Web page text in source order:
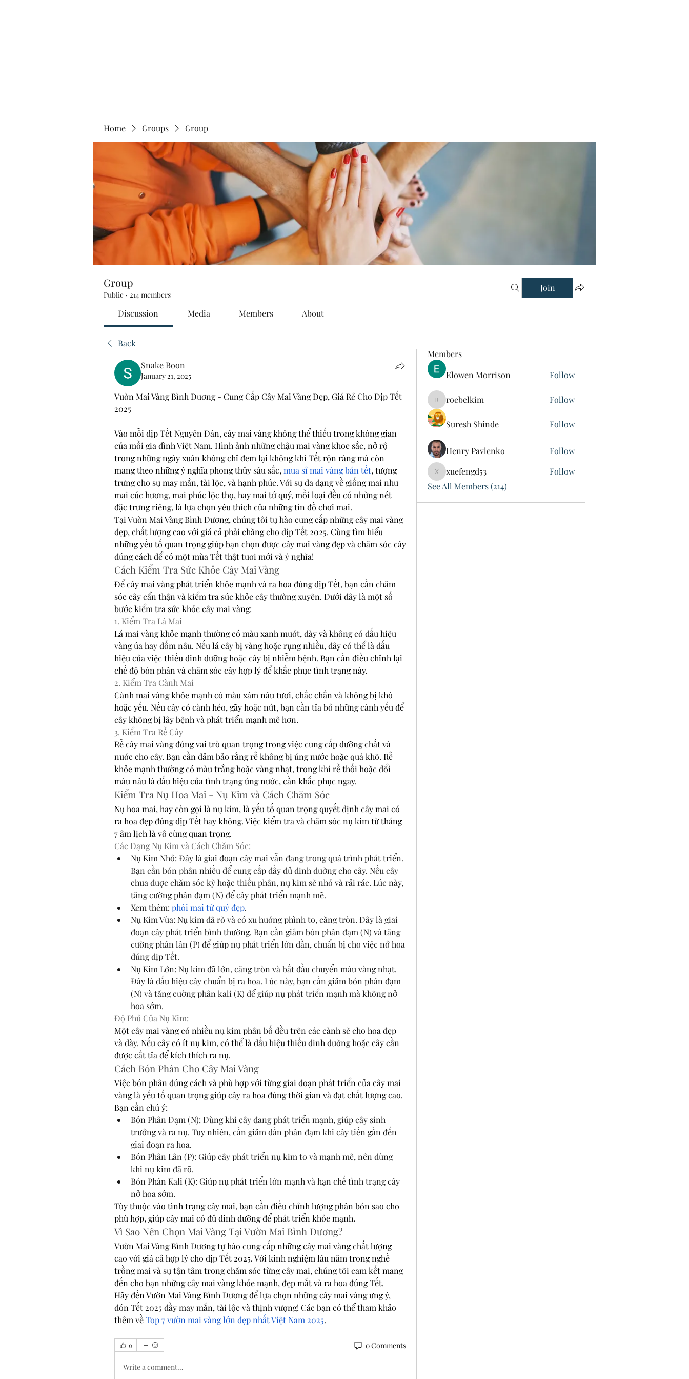
Home Groups Group
Group
Public · 214 members
Join
Discussion Media Members About
Back
Snake Boon
January 21, 2025
Vườn Mai Vàng Bình Dương - Cung Cấp Cây Mai Vàng Đẹp, Giá Rẻ Cho Dịp Tết
2025
Vào mỗi dịp Tết Nguyên Đán, cây mai vàng không thể thiếu trong không gian
của mỗi gia đình Việt Nam. Hình ảnh những chậu mai vàng khoe sắc, nở rộ
trong những ngày xuân không chỉ đem lại không khí Tết rộn ràng mà còn
mang theo những ý nghĩa phong thủy sâu sắc, mua sỉ mai vàng bán tết, tượng
trưng cho sự may mắn, tài lộc, và hạnh phúc. Với sự đa dạng về giống mai như
mai cúc hương, mai phúc lộc thọ, hay mai tứ quý, mỗi loại đều có những nét
đặc trưng riêng, là lựa chọn yêu thích của những tín đồ chơi mai.
Tại Vườn Mai Vàng Bình Dương, chúng tôi tự hào cung cấp những cây mai vàng
đẹp, chất lượng cao với giá cả phải chăng cho dịp Tết 2025. Cùng tìm hiểu
những yếu tố quan trọng giúp bạn chọn được cây mai vàng đẹp và chăm sóc cây
đúng cách để có một mùa Tết thật tươi mới và ý nghĩa!
Cách Kiểm Tra Sức Khỏe Cây Mai Vàng
Để cây mai vàng phát triển khỏe mạnh và ra hoa đúng dịp Tết, bạn cần chăm
sóc cây cẩn thận và kiểm tra sức khỏe cây thường xuyên. Dưới đây là một số
bước kiểm tra sức khỏe cây mai vàng:
1. Kiểm Tra Lá Mai
Lá mai vàng khỏe mạnh thường có màu xanh mướt, dày và không có dấu hiệu
vàng úa hay đốm nâu. Nếu lá cây bị vàng hoặc rụng nhiều, đây có thể là dấu
hiệu của việc thiếu dinh dưỡng hoặc cây bị nhiễm bệnh. Bạn cần điều chỉnh lại
chế độ bón phân và chăm sóc cây hợp lý để khắc phục tình trạng này.
2. Kiểm Tra Cành Mai
Cành mai vàng khỏe mạnh có màu xám nâu tươi, chắc chắn và không bị khô
hoặc yếu. Nếu cây có cành héo, gãy hoặc nứt, bạn cần tỉa bỏ những cành yếu để
cây không bị lây bệnh và phát triển mạnh mẽ hơn.
3. Kiểm Tra Rễ Cây
Rễ cây mai vàng đóng vai trò quan trọng trong việc cung cấp dưỡng chất và
nước cho cây. Bạn cần đảm bảo rằng rễ không bị úng nước hoặc quá khô. Rễ
khỏe mạnh thường có màu trắng hoặc vàng nhạt, trong khi rễ thối hoặc đổi
màu nâu là dấu hiệu của tình trạng úng nước, cần khắc phục ngay.
Kiểm Tra Nụ Hoa Mai - Nụ Kim và Cách Chăm Sóc
Nụ hoa mai, hay còn gọi là nụ kim, là yếu tố quan trọng quyết định cây mai có
ra hoa đẹp đúng dịp Tết hay không. Việc kiểm tra và chăm sóc nụ kim từ tháng
7 âm lịch là vô cùng quan trọng.
Các Dạng Nụ Kim và Cách Chăm Sóc:
Nụ Kim Nhỏ: Đây là giai đoạn cây mai vẫn đang trong quá trình phát triển.
Bạn cần bón phân nhiều để cung cấp đầy đủ dinh dưỡng cho cây. Nếu cây
chưa được chăm sóc kỹ hoặc thiếu phân, nụ kim sẽ nhỏ và rải rác. Lúc này,
tăng cường phân đạm (N) để cây phát triển mạnh mẽ.
Xem thêm: phôi mai tứ quý đẹp.
Nụ Kim Vừa: Nụ kim đã rõ và có xu hướng phình to, căng tròn. Đây là giai
đoạn cây phát triển bình thường. Bạn cần giảm bón phân đạm (N) và tăng
cường phân lân (P) để giúp nụ phát triển lớn dần, chuẩn bị cho việc nở hoa
đúng dịp Tết.
Nụ Kim Lớn: Nụ kim đã lớn, căng tròn và bắt đầu chuyển màu vàng nhạt.
Đây là dấu hiệu cây chuẩn bị ra hoa. Lúc này, bạn cần giảm bón phân đạm
(N) và tăng cường phân kali (K) để giúp nụ phát triển mạnh mà không nở
hoa sớm.
Độ Phủ Của Nụ Kim:
Một cây mai vàng có nhiều nụ kim phân bố đều trên các cành sẽ cho hoa đẹp
và dày. Nếu cây có ít nụ kim, có thể là dấu hiệu thiếu dinh dưỡng hoặc cây cần
được cắt tỉa để kích thích ra nụ.
Cách Bón Phân Cho Cây Mai Vàng
Việc bón phân đúng cách và phù hợp với từng giai đoạn phát triển của cây mai
vàng là yếu tố quan trọng giúp cây ra hoa đúng thời gian và đạt chất lượng cao.
Bạn cần chú ý:
Bón Phân Đạm (N): Dùng khi cây đang phát triển mạnh, giúp cây sinh
trưởng và ra nụ. Tuy nhiên, cần giảm dần phân đạm khi cây tiến gần đến
giai đoạn ra hoa.
Bón Phân Lân (P): Giúp cây phát triển nụ kim to và mạnh mẽ, nên dùng
khi nụ kim đã rõ.
Bón Phân Kali (K): Giúp nụ phát triển lớn mạnh và hạn chế tình trạng cây
nở hoa sớm.
Tùy thuộc vào tình trạng cây mai, bạn cần điều chỉnh lượng phân bón sao cho
phù hợp, giúp cây mai có đủ dinh dưỡng để phát triển khỏe mạnh.
Vì Sao Nên Chọn Mai Vàng Tại Vườn Mai Bình Dương?
Vườn Mai Vàng Bình Dương tự hào cung cấp những cây mai vàng chất lượng
cao với giá cả hợp lý cho dịp Tết 2025. Với kinh nghiệm lâu năm trong nghề
trồng mai và sự tận tâm trong chăm sóc từng cây mai, chúng tôi cam kết mang
đến cho bạn những cây mai vàng khỏe mạnh, đẹp mắt và ra hoa đúng Tết.
Hãy đến Vườn Mai Vàng Bình Dương để lựa chọn những cây mai vàng ưng ý,
đón Tết 2025 đầy may mắn, tài lộc và thịnh vượng! Các bạn có thể tham khảo
thêm về Top 7 vườn mai vàng lớn đẹp nhất Việt Nam 2025.
0 0 Comments
Write a comment...
Members
Elowen Morrison
Follow
roebelkim
roebelkim Follow
Suresh Shinde Follow
Henry Pavlenko Follow
xuefengd53
xuefengd53
Follow
See All Members (214)